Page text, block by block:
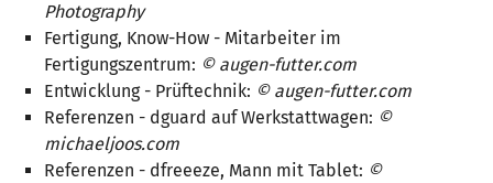
Photography
Fertigung, Know-How - Mitarbeiter im
Fertigungszentrum: © augen-futter.com
Entwicklung - Prüftechnik: © augen-futter.com
Referenzen - dguard auf Werkstattwagen: ©
michaeljoos.com
Referenzen - dfreeeze, Mann mit Tablet: ©